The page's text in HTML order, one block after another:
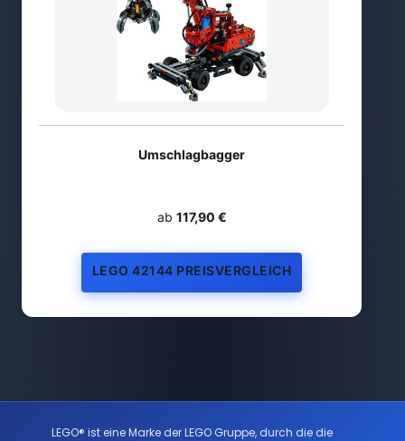
Umschlagbagger
ab 117,90 €
LEGO 42144 PREISVERGLEICH
LEGO® ist eine Marke der LEGO Gruppe, durch die die